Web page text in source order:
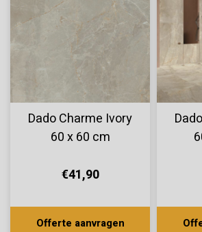
Dado Charme Ivory
60 x 60 cm
€41,90
Offerte aanvragen